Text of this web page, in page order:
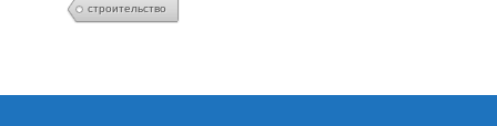
строительство